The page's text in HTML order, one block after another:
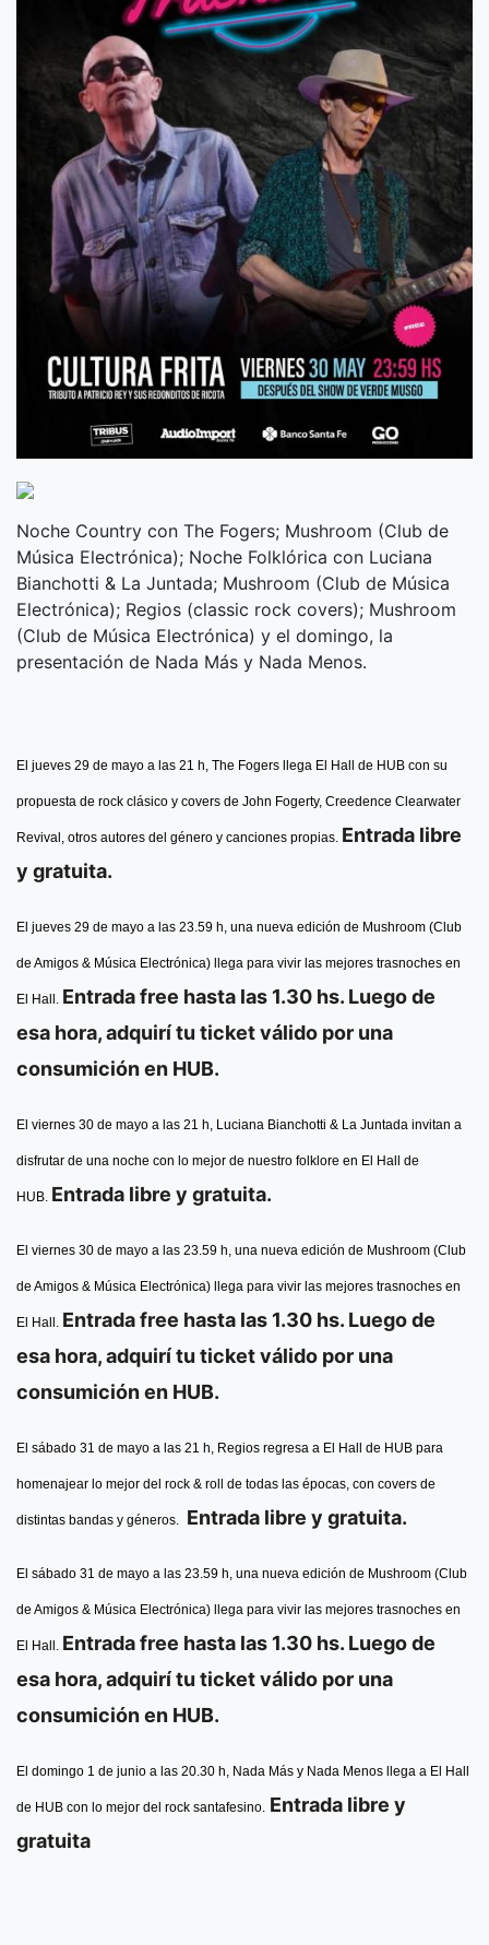
Noche Country con The Fogers; Mushroom (Club de
Música Electrónica); Noche Folklórica con Luciana
Bianchotti & La Juntada; Mushroom (Club de Música
Electrónica); Regios (classic rock covers); Mushroom
(Club de Música Electrónica) y el domingo, la
presentación de Nada Más y Nada Menos.
El jueves 29 de mayo a las 21 h, The Fogers llega El Hall de HUB con su
propuesta de rock clásico y covers de John Fogerty, Creedence Clearwater
Revival, otros autores del género y canciones propias. Entrada libre
y gratuita.
El jueves 29 de mayo a las 23.59 h, una nueva edición de Mushroom (Club
de Amigos & Música Electrónica) llega para vivir las mejores trasnoches en
El Hall. Entrada free hasta las 1.30 hs. Luego de
esa hora, adquirí tu ticket válido por una
consumición en HUB.
El viernes 30 de mayo a las 21 h, Luciana Bianchotti & La Juntada invitan a
disfrutar de una noche con lo mejor de nuestro folklore en El Hall de
HUB. Entrada libre y gratuita.
El viernes 30 de mayo a las 23.59 h, una nueva edición de Mushroom (Club
de Amigos & Música Electrónica) llega para vivir las mejores trasnoches en
El Hall. Entrada free hasta las 1.30 hs. Luego de
esa hora, adquirí tu ticket válido por una
consumición en HUB.
El sábado 31 de mayo a las 21 h, Regios regresa a El Hall de HUB para
homenajear lo mejor del rock & roll de todas las épocas, con covers de
distintas bandas y géneros. Entrada libre y gratuita.
El sábado 31 de mayo a las 23.59 h, una nueva edición de Mushroom (Club
de Amigos & Música Electrónica) llega para vivir las mejores trasnoches en
El Hall. Entrada free hasta las 1.30 hs. Luego de
esa hora, adquirí tu ticket válido por una
consumición en HUB.
El domingo 1 de junio a las 20.30 h, Nada Más y Nada Menos llega a El Hall
de HUB con lo mejor del rock santafesino. Entrada libre y
gratuita